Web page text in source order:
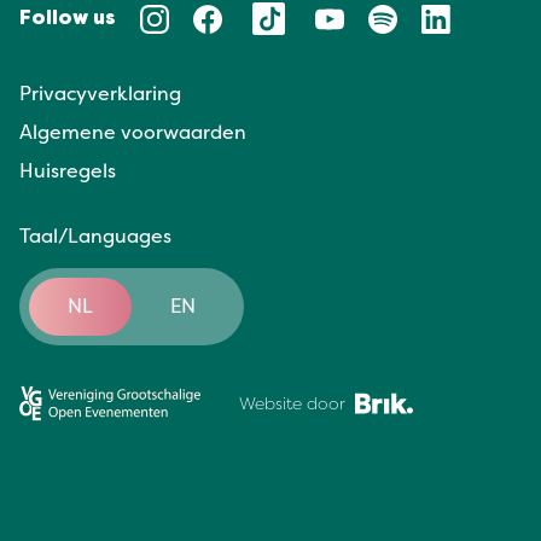
Follow us
Privacyverklaring
Algemene voorwaarden
Huisregels
Taal/Languages
NL EN
Website door